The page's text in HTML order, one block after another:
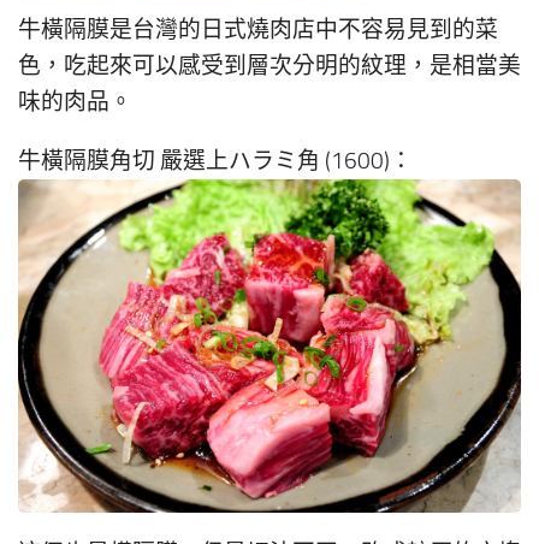
牛橫隔膜是台灣的日式燒肉店中不容易見到的菜
色，吃起來可以感受到層次分明的紋理，是相當美
味的肉品。
牛橫隔膜角切 嚴選上ハラミ角 (1600)：